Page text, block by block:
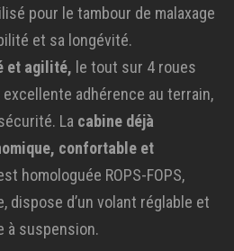
pour le tambour de malaxage
et sa longévité.
et agilité, le tout sur 4 roues
adhérence au terrain,
La cabine déjà
confortable et
homologuée ROPS-FOPS,
dispose d’un volant réglable et
à suspension.